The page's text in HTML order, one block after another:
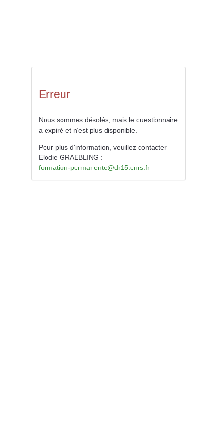
Erreur
Nous sommes désolés, mais le questionnaire
a expiré et n’est plus disponible.
Pour plus d'information, veuillez contacter
Elodie GRAEBLING :
formation-permanente@dr15.cnrs.fr